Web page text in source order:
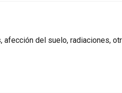
del suelo, radiaciones,